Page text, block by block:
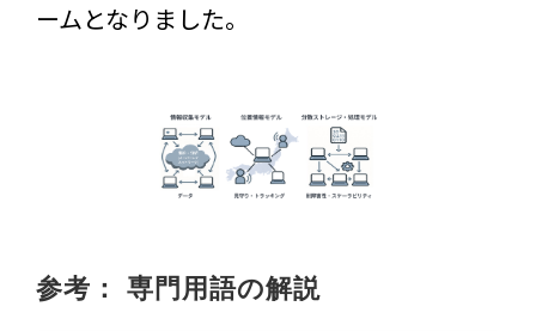
ームとなりました。
参考： 専門用語の解説